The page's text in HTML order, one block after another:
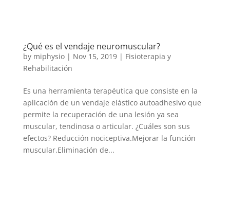
¿Qué es el vendaje neuromuscular?
by miphysio| Nov 15, 2019| Fisioterapia y
Rehabilitación
Es una herramienta terapéutica que consiste en la
aplicación de un vendaje elástico autoadhesivo que
permite la recuperación de una lesión ya sea
muscular, tendinosa o articular. ¿Cuáles son sus
efectos? Reducción nociceptiva.Mejorar la función
muscular.Eliminación de...